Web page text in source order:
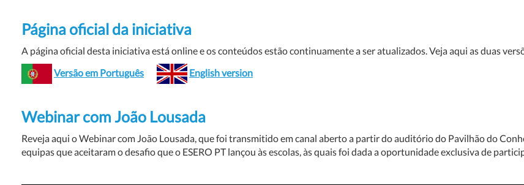
Página oficial da iniciativa
A página oficial desta iniciativa está online e os conteúdos estão continuamente a ser atualizados. Veja aqui as duas
Versão em Português
English version
Webinar com João Lousada
Reveja aqui o Webinar com João Lousada, que foi transmitido em canal aberto a partir do auditório do Pavilhão do
equipas que aceitaram o desafio que o ESERO PT lançou às escolas, às quais foi dada a oportunidade exclusiva de